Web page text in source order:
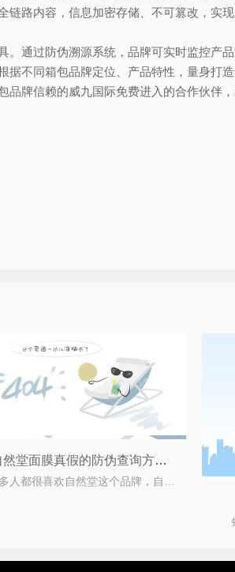
路内容，信息加密存储、不可篡改，实
通过防伪溯源系统，品牌可实时监控产
不同箱包品牌定位、产品特性，量身打
牌信赖的威九国际免费进入的合作伙
辨别自然堂面膜真假的防伪查询方法有哪些？
很多人都很喜欢自然堂这个品牌，自然堂化妆品绝大多数采用自然成份，温和不伤皮肤。成为大家心目